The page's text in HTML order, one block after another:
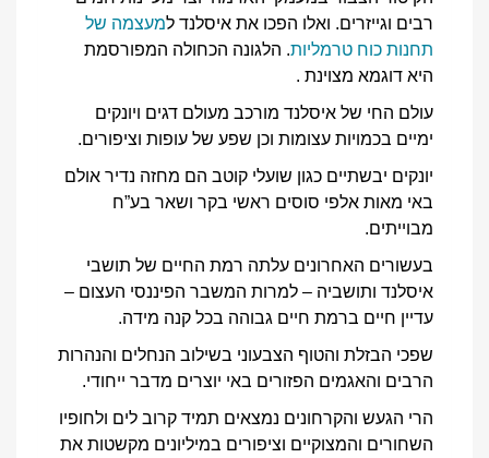
רבים וגייזרים. ואלו הפכו את איסלנד למעצמה של
תחנות כוח טרמליות. הלגונה הכחולה המפורסמת
היא דוגמא מצוינת .
עולם החי של איסלנד מורכב מעולם דגים ויונקים
ימיים בכמויות עצומות וכן שפע של עופות וציפורים.
יונקים יבשתיים כגון שועלי קוטב הם מחזה נדיר אולם
באי מאות אלפי סוסים ראשי בקר ושאר בע”ח
מבוייתים.
בעשורים האחרונים עלתה רמת החיים של תושבי
איסלנד ותושביה – למרות המשבר הפיננסי העצום –
עדיין חיים ברמת חיים גבוהה בכל קנה מידה.
שפכי הבזלת והטוף הצבעוני בשילוב הנחלים והנהרות
הרבים והאגמים הפזורים באי יוצרים מדבר ייחודי.
הרי הגעש והקרחונים נמצאים תמיד קרוב לים ולחופיו
השחורים והמצוקיים וציפורים במיליונים מקשטות את